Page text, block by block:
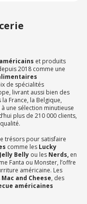
et produits
2018 comme une
de spécialités
livrant aussi bien des
France, la Belgique,
à une sélection minutieuse
plus de 210 000 clients,
trésors pour satisfaire
comme les Lucky
Jelly Belly ou les Nerds, en
Fanta ou Monster, l’offre
américaine. Les
Mac and Cheese, des
américaines